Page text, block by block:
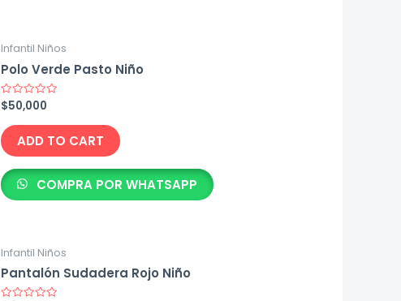
Infantil Niños
Polo Verde Pasto Niño
Rated
0
out
of
5
$50,000
ADD TO CART
COMPRA POR WHATSAPP
Infantil Niños
Pantalón Sudadera Rojo Niño